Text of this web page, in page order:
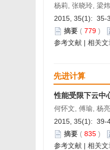
杨莉, 张晓玲, 梁
2015, 35(1): 35-
摘要 ( 779 )
参考文献 | 相关文
先进计算
性能受限下云中
何怀文, 傅瑜, 杨
2015, 35(1): 39-
摘要 ( 835 )
参考文献 | 相关文